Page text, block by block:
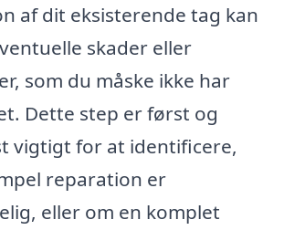
af dit eksisterende tag kan
skader eller
som du måske ikke har
Dette step er først og
vigtigt for at identificere,
reparation er
eller om en komplet